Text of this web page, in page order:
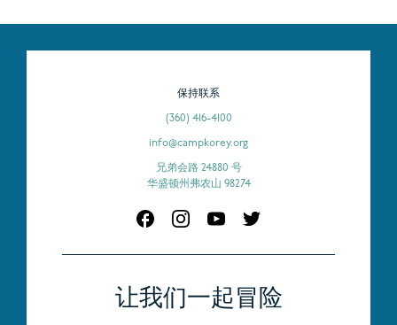
让我们一起冒险
保持联系
(360) 416-4100
info@campkorey.org
兄弟会路 24880 号
华盛顿州弗农山 98274